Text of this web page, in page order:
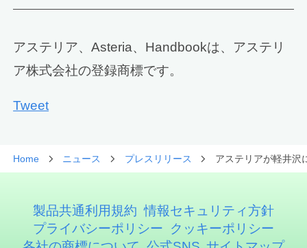
アステリア、Asteria、Handbookは、アステリ
ア株式会社の登録商標です。
Tweet
Home ニュース プレスリリース アステリアが軽井沢
製品共通利用規約 情報セキュリティ方針
プライバシーポリシー
クッキーポリシー